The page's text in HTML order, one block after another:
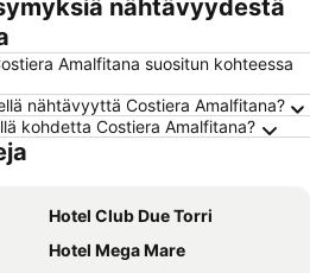
nähtävyydestä
Amalfitana suositun kohteessa
nähtävyyttä Costiera Amalfitana?
kohdetta Costiera Amalfitana?
Hotel Club Due Torri
Hotel Mega Mare